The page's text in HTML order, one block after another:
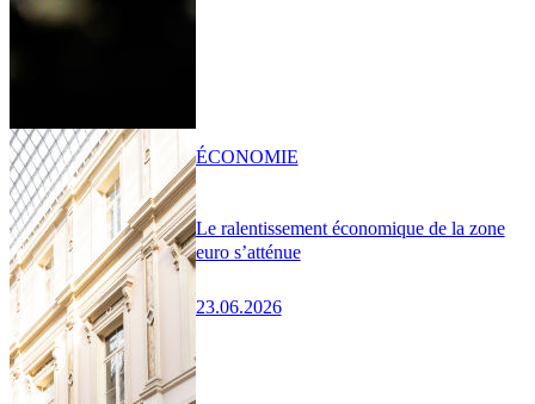
Le ralentissement économique de la zone
euro s’atténue
23.06.2026
ÉCONOMIE